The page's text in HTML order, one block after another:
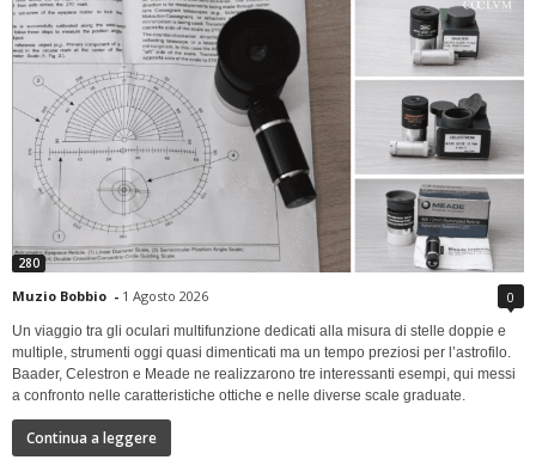
280
Muzio Bobbio - 1 Agosto 2026 0
Un viaggio tra gli oculari multifunzione dedicati alla misura di stelle doppie e
multiple, strumenti oggi quasi dimenticati ma un tempo preziosi per l’astrofilo.
Baader, Celestron e Meade ne realizzarono tre interessanti esempi, qui messi
a confronto nelle caratteristiche ottiche e nelle diverse scale graduate.
Continua a leggere